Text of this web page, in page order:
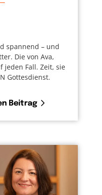
spannend – und
Die von Ava,
jeden Fall. Zeit, sie
Gottesdienst.
Beitrag